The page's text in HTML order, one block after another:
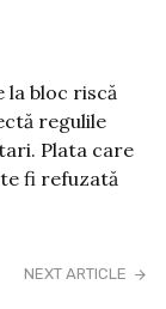
la bloc riscă
regulile
Plata care
fi refuzată
NEXT ARTICLE